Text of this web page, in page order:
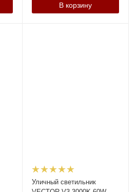
В корзину
Уличный светильник